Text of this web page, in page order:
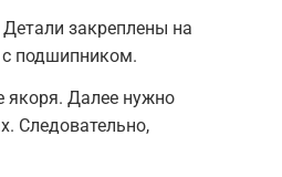
закреплены на
с подшипником.
якоря. Далее нужно
Следовательно,